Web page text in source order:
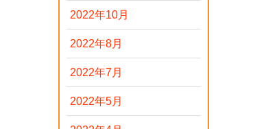
2022年10月
2022年8月
2022年7月
2022年5月